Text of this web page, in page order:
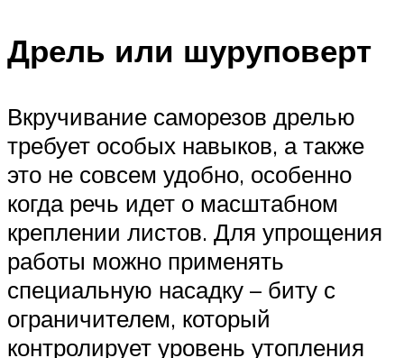
Дрель или шуруповерт
Вкручивание саморезов дрелью
требует особых навыков, а также
это не совсем удобно, особенно
когда речь идет о масштабном
креплении листов. Для упрощения
работы можно применять
специальную насадку – биту с
ограничителем, который
контролирует уровень утопления